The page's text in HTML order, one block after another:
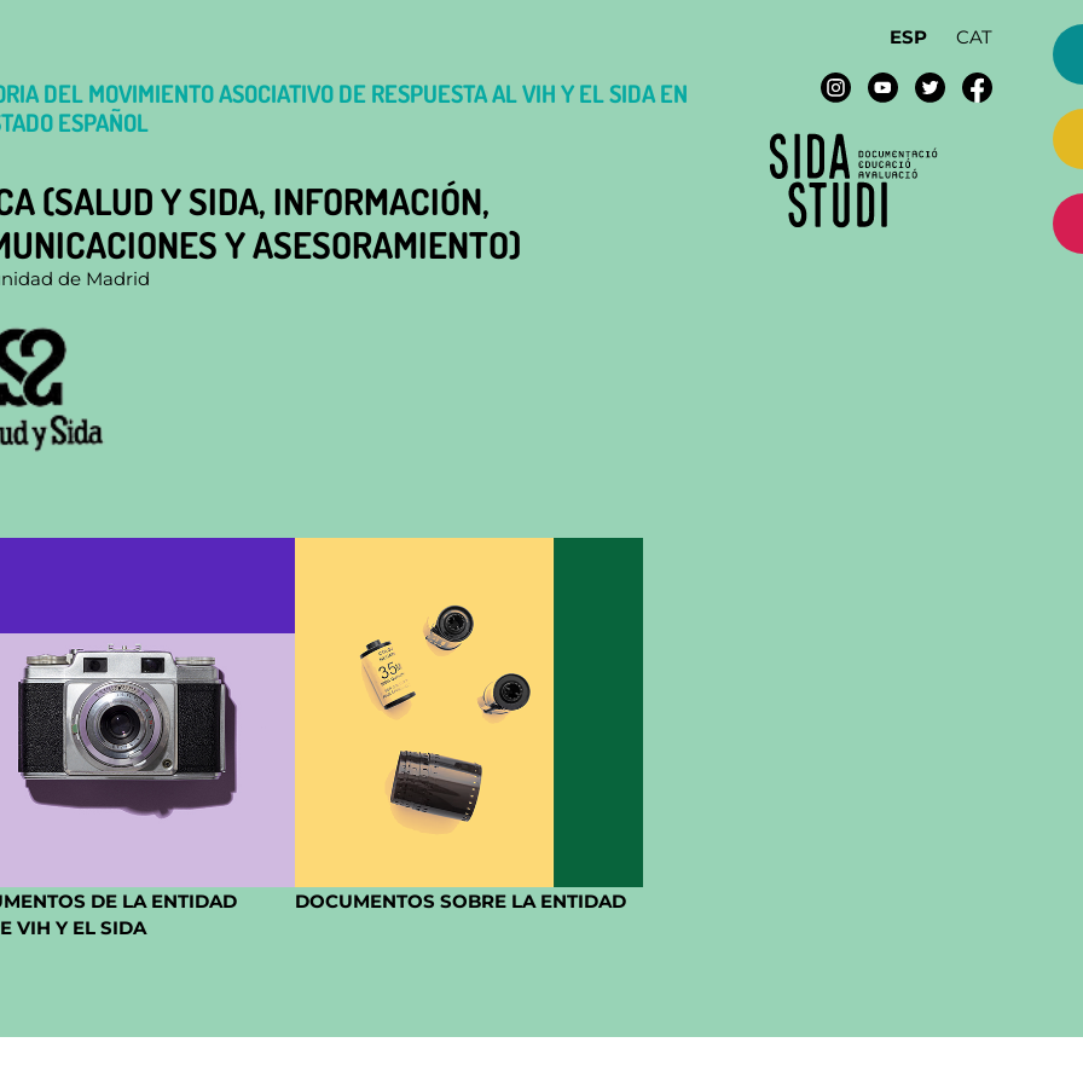
ESP CAT
DEL MOVIMIENTO ASOCIATIVO DE RESPUESTA AL VIH Y EL SIDA EN
ESPAÑOL
(SALUD Y SIDA, INFORMACIÓN,
Y ASESORAMIENTO)
de Madrid
DE LA ENTIDAD
VIH Y EL SIDA
DOCUMENTOS SOBRE LA ENTIDAD